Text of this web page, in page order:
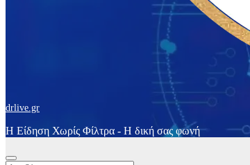
drlive.gr
Η Είδηση Χωρίς Φίλτρα - H δική σας φωνή